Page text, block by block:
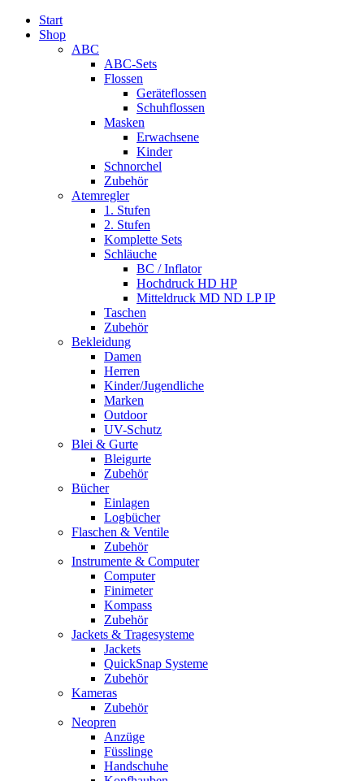
Start
Shop
ABC
ABC-Sets
Flossen
Geräteflossen
Schuhflossen
Masken
Erwachsene
Kinder
Schnorchel
Zubehör
Atemregler
1. Stufen
2. Stufen
Komplette Sets
Schläuche
BC / Inflator
Hochdruck HD HP
Mitteldruck MD ND LP IP
Taschen
Zubehör
Bekleidung
Damen
Herren
Kinder/Jugendliche
Marken
Outdoor
UV-Schutz
Blei & Gurte
Bleigurte
Zubehör
Bücher
Einlagen
Logbücher
Flaschen & Ventile
Zubehör
Instrumente & Computer
Computer
Finimeter
Kompass
Zubehör
Jackets & Tragesysteme
Jackets
QuickSnap Systeme
Zubehör
Kameras
Zubehör
Neopren
Anzüge
Füsslinge
Handschuhe